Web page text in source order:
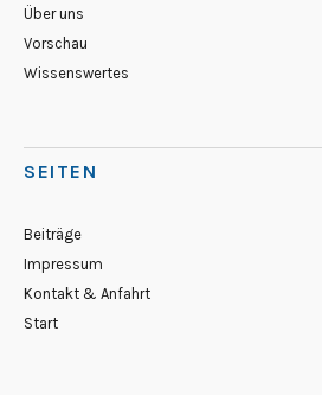
Über uns
Vorschau
Wissenswertes
SEITEN
Beiträge
Impressum
Kontakt & Anfahrt
Start